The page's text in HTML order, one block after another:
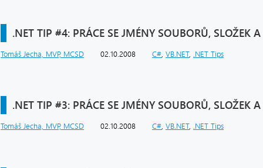
.NET TIP #4: PRÁCE SE JMÉNY SOUBORŮ, SLOŽEK
Tomáš Jecha, MVP, MCSD 02.10.2008 C#, VB.NET, .NET Tips
.NET TIP #3: PRÁCE SE JMÉNY SOUBORŮ, SLOŽEK A
Tomáš Jecha, MVP, MCSD 02.10.2008 C# VB.NET, .NET Tips